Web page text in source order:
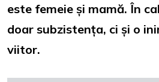
este femeie și mamă. În
doar subzistența, ci și o
viitor.